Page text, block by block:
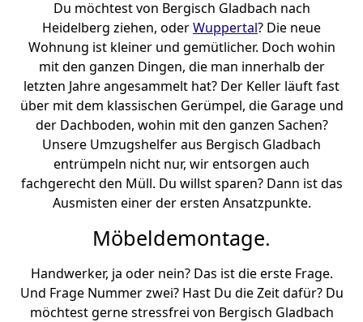
Du möchtest von Bergisch Gladbach nach
Heidelberg ziehen, oderWuppertal? Die neue
Wohnung ist kleiner und gemütlicher. Doch wohin
mit den ganzen Dingen, die man innerhalb der
letzten Jahre angesammelt hat? Der Keller läuft fast
über mit dem klassischen Gerümpel, die Garage und
der Dachboden, wohin mit den ganzen Sachen?
Unsere Umzugshelfer aus Bergisch Gladbach
entrümpeln nicht nur, wir entsorgen auch
fachgerecht den Müll. Du willst sparen? Dann ist das
Ausmisten einer der ersten Ansatzpunkte.
Möbeldemontage.
Handwerker, ja oder nein? Das ist die erste Frage.
Und Frage Nummer zwei? Hast Du die Zeit dafür? Du
möchtest gerne stressfrei von Bergisch Gladbach